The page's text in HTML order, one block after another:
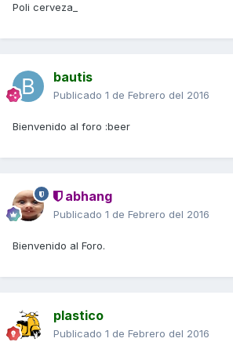
Poli cerveza_
bautis
Publicado 1 de Febrero del 2016
Bienvenido al foro :beer
abhang
Publicado 1 de Febrero del 2016
Bienvenido al Foro.
plastico
Publicado 1 de Febrero del 2016